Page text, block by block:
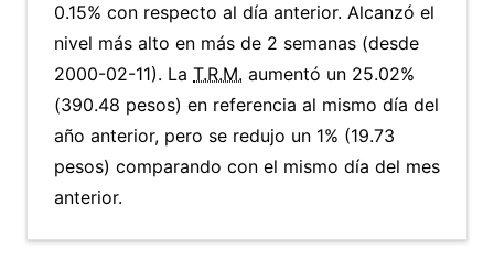
0.15% con respecto al día anterior. Alcanzó el
nivel más alto en más de 2 semanas (desde
2000-02-11). La T.R.M. aumentó un 25.02%
(390.48 pesos) en referencia al mismo día del
año anterior, pero se redujo un 1% (19.73
pesos) comparando con el mismo día del mes
anterior.